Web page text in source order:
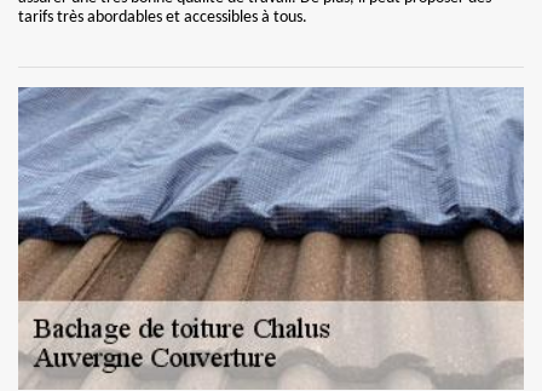
tarifs très abordables et accessibles à tous.